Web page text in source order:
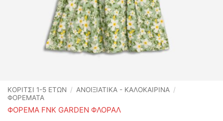
ΚΟΡΙΤΣΙ 1-5 ΕΤΩΝ / ΑΝΟΙΞΙΆΤΙΚΑ - ΚΑΛΟΚΑΙΡΙΝΆ /
ΦΟΡΕΜΑΤΑ
ΦΟΡΕΜΑ FNK GARDEN ΦΛΟΡΑΛ